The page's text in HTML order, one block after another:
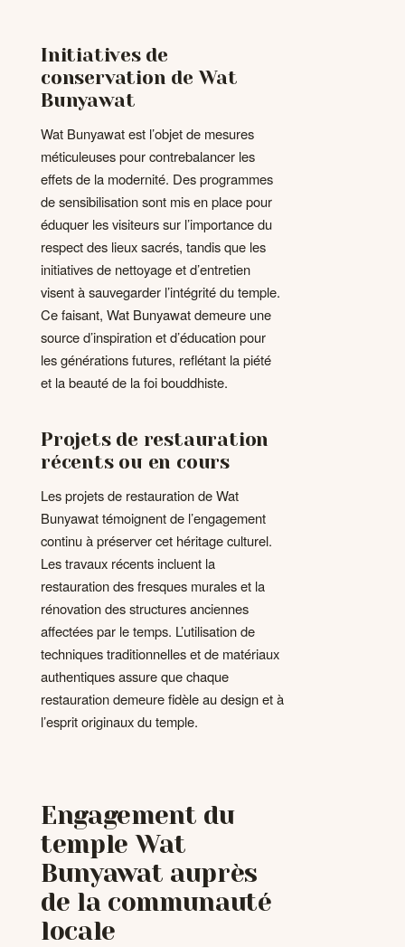
Initiatives de
conservation de Wat
Bunyawat
Wat Bunyawat est l’objet de mesures
méticuleuses pour contrebalancer les
effets de la modernité. Des programmes
de sensibilisation sont mis en place pour
éduquer les visiteurs sur l’importance du
respect des lieux sacrés, tandis que les
initiatives de nettoyage et d’entretien
visent à sauvegarder l’intégrité du temple.
Ce faisant, Wat Bunyawat demeure une
source d’inspiration et d’éducation pour
les générations futures, reflétant la piété
et la beauté de la foi bouddhiste.
Projets de restauration
récents ou en cours
Les projets de restauration de Wat
Bunyawat témoignent de l’engagement
continu à préserver cet héritage culturel.
Les travaux récents incluent la
restauration des fresques murales et la
rénovation des structures anciennes
affectées par le temps. L’utilisation de
techniques traditionnelles et de matériaux
authentiques assure que chaque
restauration demeure fidèle au design et à
l’esprit originaux du temple.
Engagement du
temple Wat
Bunyawat auprès
de la communauté
locale